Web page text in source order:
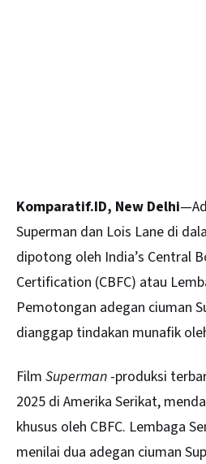
Komparatif.ID, New Delhi
Superman dan Lois Lane di
dipotong oleh India’s Central
Certification (CBFC) atau
Pemotongan adegan ciuman
dianggap tindakan munafik
Film Superman -produksi
2025 di Amerika Serikat,
khusus oleh CBFC. Lembaga
menilai dua adegan ciuman